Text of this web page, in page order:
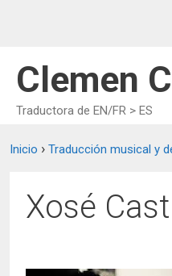
Clemen
Traductora de EN/FR > ES
Inicio › Traducción musical y
Xosé